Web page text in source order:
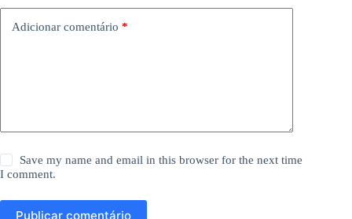
Adicionar comentário *
Save my name and email in this browser for the next time
I comment.
Publicar comentário